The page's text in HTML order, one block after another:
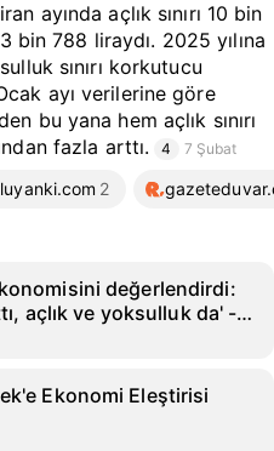
ayında açlık sınırı 10 bin
bin 788 liraydı. 2025 yılına
sınırı korkutucu
ayı verilerine göre
bu yana hem açlık sınırı
fazla arttı.
4 7 Şubat
2
değerlendirdi:
açlık ve yoksulluk da' -
Ekonomi Eleştirisi